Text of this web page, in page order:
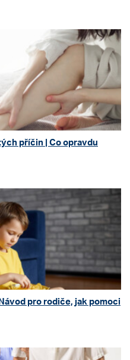
příčin | Co opravdu
pro rodiče, jak pomoci